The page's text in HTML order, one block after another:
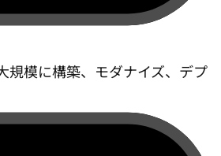
規模に構築、モダナイズ、デプ